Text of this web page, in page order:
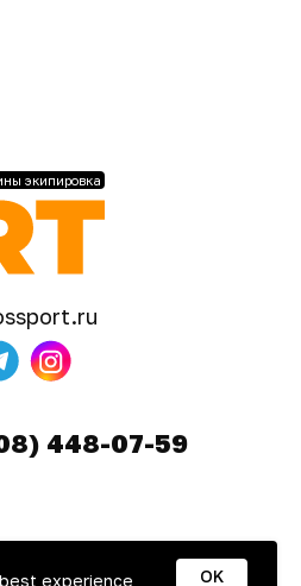
448-07-59
экипировка
experience OK